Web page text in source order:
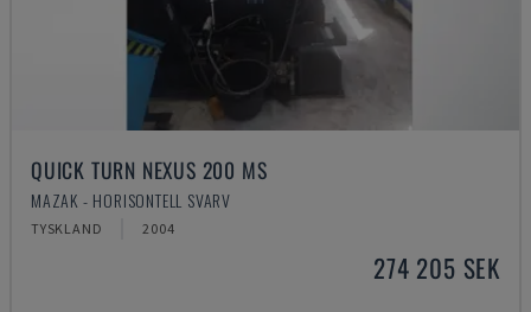
QUICK TURN NEXUS 200 MS
MAZAK - HORISONTELL SVARV
TYSKLAND 2004
274 205 SEK